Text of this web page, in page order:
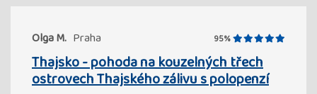
Olga M. Praha 95%
Thajsko - pohoda na kouzelných třech
ostrovech Thajského zálivu s polopenzí